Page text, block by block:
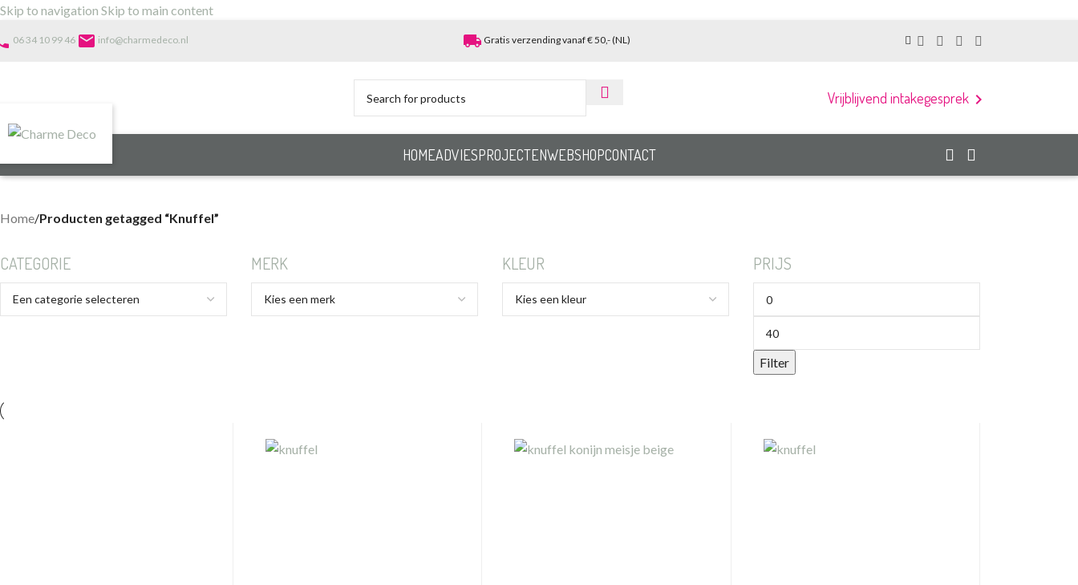
Skip to navigation Skip to main content
06 34 10 99 46 email info@charmedeco.nl local_shipping Gratis verzending vanaf € 50,- (NL)
Vrijblijvend intakegesprek chevron_right
HOMEADVIESPROJECTENWEBSHOPCONTACT
Home/Producten getagged “Knuffel”
CATEGORIE MERK KLEUR PRIJS
Filter